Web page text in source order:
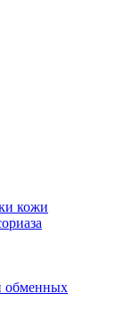
кожи
обменных